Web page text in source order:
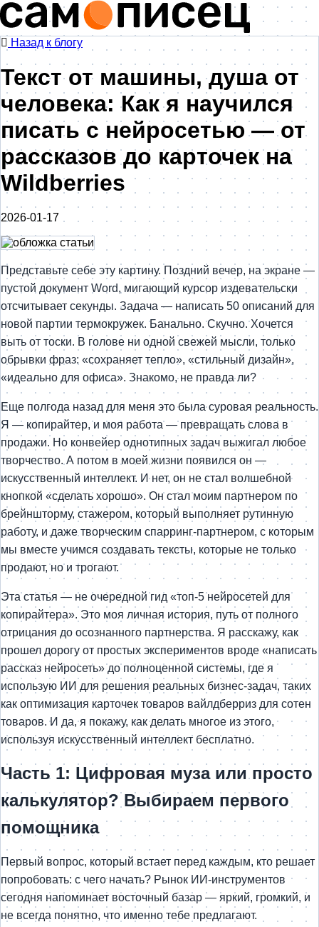
Назад к блогу
Текст от машины, душа от
человека: Как я научился
писать с нейросетью — от
рассказов до карточек на
Wildberries
2026-01-17
Представьте себе эту картину. Поздний вечер, на экране —
пустой документ Word, мигающий курсор издевательски
отсчитывает секунды. Задача — написать 50 описаний для
новой партии термокружек. Банально. Скучно. Хочется
выть от тоски. В голове ни одной свежей мысли, только
обрывки фраз: «сохраняет тепло», «стильный дизайн»,
«идеально для офиса». Знакомо, не правда ли?
Еще полгода назад для меня это была суровая реальность.
Я — копирайтер, и моя работа — превращать слова в
продажи. Но конвейер однотипных задач выжигал любое
творчество. А потом в моей жизни появился он —
искусственный интеллект. И нет, он не стал волшебной
кнопкой «сделать хорошо». Он стал моим партнером по
брейншторму, стажером, который выполняет рутинную
работу, и даже творческим спарринг-партнером, с которым
мы вместе учимся создавать тексты, которые не только
продают, но и трогают.
Эта статья — не очередной гид «топ-5 нейросетей для
копирайтера». Это моя личная история, путь от полного
отрицания до осознанного партнерства. Я расскажу, как
прошел дорогу от простых экспериментов вроде «написать
рассказ нейросеть» до полноценной системы, где я
использую ИИ для решения реальных бизнес-задач, таких
как оптимизация карточек товаров вайлдберриз для сотен
товаров. И да, я покажу, как делать многое из этого,
используя искусственный интеллект бесплатно.
Часть 1: Цифровая муза или просто
калькулятор? Выбираем первого
помощника
Первый вопрос, который встает перед каждым, кто решает
попробовать: с чего начать? Рынок ИИ-инструментов
сегодня напоминает восточный базар — яркий, громкий, и
не всегда понятно, что именно тебе предлагают.